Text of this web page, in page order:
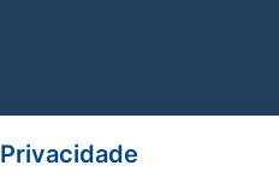
Privacidade